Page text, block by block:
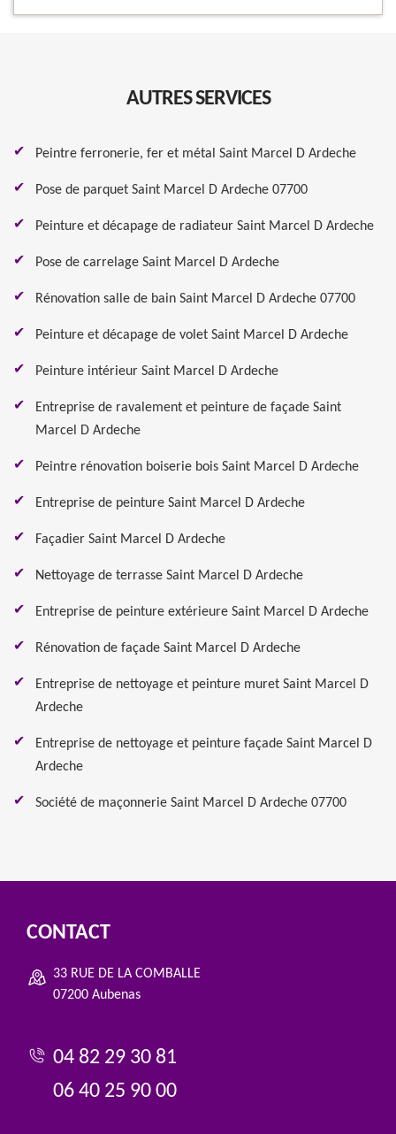
AUTRES SERVICES
Peintre ferronerie, fer et métal Saint Marcel D Ardeche
Pose de parquet Saint Marcel D Ardeche 07700
Peinture et décapage de radiateur Saint Marcel D Ardeche
Pose de carrelage Saint Marcel D Ardeche
Rénovation salle de bain Saint Marcel D Ardeche 07700
Peinture et décapage de volet Saint Marcel D Ardeche
Peinture intérieur Saint Marcel D Ardeche
Entreprise de ravalement et peinture de façade Saint
Marcel D Ardeche
Peintre rénovation boiserie bois Saint Marcel D Ardeche
Entreprise de peinture Saint Marcel D Ardeche
Façadier Saint Marcel D Ardeche
Nettoyage de terrasse Saint Marcel D Ardeche
Entreprise de peinture extérieure Saint Marcel D Ardeche
Rénovation de façade Saint Marcel D Ardeche
Entreprise de nettoyage et peinture muret Saint Marcel D
Ardeche
Entreprise de nettoyage et peinture façade Saint Marcel D
Ardeche
Société de maçonnerie Saint Marcel D Ardeche 07700
CONTACT
33 RUE DE LA COMBALLE
07200 Aubenas
04 82 29 30 81
06 40 25 90 00